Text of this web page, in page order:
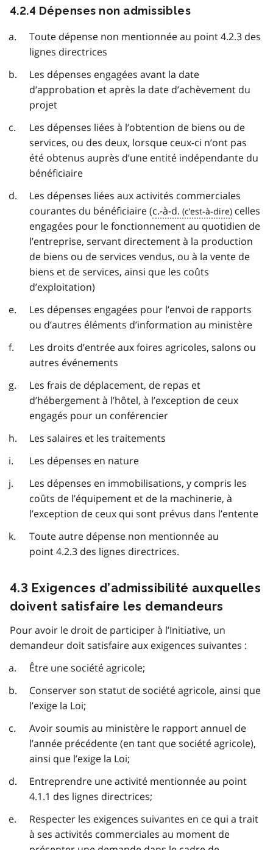
4.2.4 Dépenses non admissibles
Toute dépense non mentionnée au point 4.2.3 des
lignes directrices
Les dépenses engagées avant la date
d’approbation et après la date d’achèvement du
projet
Les dépenses liées à l’obtention de biens ou de
services, ou des deux, lorsque ceux-ci n’ont pas
été obtenus auprès d’une entité indépendante du
bénéficiaire
Les dépenses liées aux activités commerciales
courantes du bénéficiaire (c.-à-d.
celles
engagées pour le fonctionnement au quotidien de
l’entreprise, servant directement à la production
de biens ou de services vendus, ou à la vente de
biens et de services, ainsi que les coûts
d’exploitation)
Les dépenses engagées pour l’envoi de rapports
ou d’autres éléments d’information au ministère
Les droits d’entrée aux foires agricoles, salons ou
autres événements
Les frais de déplacement, de repas et
d’hébergement à l’hôtel, à l’exception de ceux
engagés pour un conférencier
Les salaires et les traitements
Les dépenses en nature
Les dépenses en immobilisations, y compris les
coûts de l’équipement et de la machinerie, à
l’exception de ceux qui sont prévus dans l’entente
Toute autre dépense non mentionnée au
point 4.2.3 des lignes directrices.
4.3 Exigences d’admissibilité auxquelles
doivent satisfaire les demandeurs
Pour avoir le droit de participer à l’Initiative, un
demandeur doit satisfaire aux exigences suivantes :
Être une société agricole;
Conserver son statut de société agricole, ainsi que
l’exige la Loi;
Avoir soumis au ministère le rapport annuel de
l’année précédente (en tant que société agricole),
ainsi que l’exige la Loi;
Entreprendre une activité mentionnée au point
4.1.1 des lignes directrices;
Respecter les exigences suivantes en ce qui a trait
à ses activités commerciales au moment de